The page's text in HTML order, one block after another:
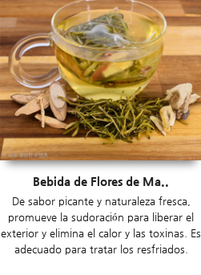
Bebida de Flores de Ma..
De sabor picante y naturaleza fresca,
promueve la sudoración para liberar el
exterior y elimina el calor y las toxinas. Es
adecuado para tratar los resfriados.